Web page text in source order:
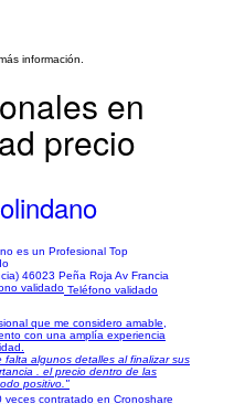
información.
en
precio
46023 Peña Roja Av Francia
Teléfono validado
que me considero amable,
con una amplía experiencia
falta algunos detalles al finalizar sus
. el precio dentro de las
positivo."
veces contratado en Cronoshare